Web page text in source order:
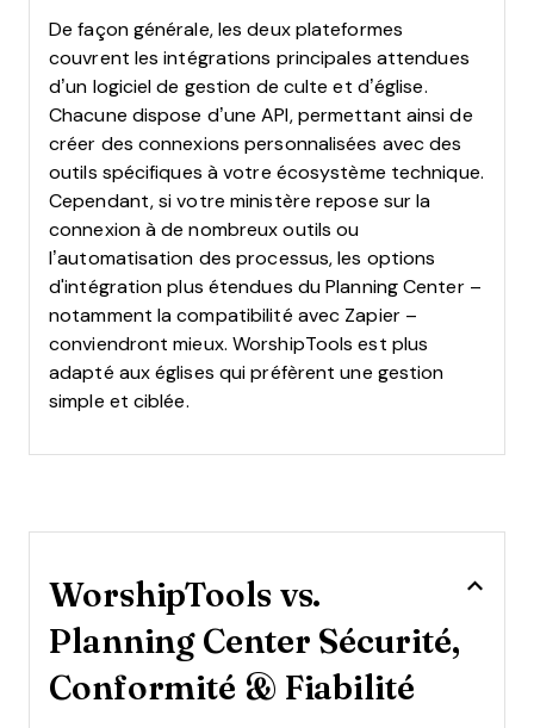
De façon générale, les deux plateformes
couvrent les intégrations principales attendues
d’un logiciel de gestion de culte et d’église.
Chacune dispose d’une API, permettant ainsi de
créer des connexions personnalisées avec des
outils spécifiques à votre écosystème technique.
Cependant, si votre ministère repose sur la
connexion à de nombreux outils ou
l’automatisation des processus, les options
d'intégration plus étendues du Planning Center –
notamment la compatibilité avec Zapier –
conviendront mieux. WorshipTools est plus
adapté aux églises qui préfèrent une gestion
simple et ciblée.
WorshipTools vs.
Planning Center Sécurité,
Conformité & Fiabilité